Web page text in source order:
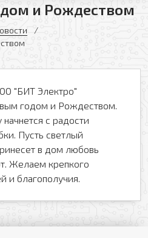
и Рождеством
"БИТ Электро"
годом и Рождеством.
с радости
Пусть светлый
в дом любовь
Желаем крепкого
и благополучия.